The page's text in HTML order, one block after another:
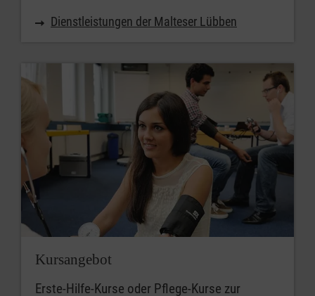
Dienstleistungen der Malteser Lübben
Kursangebot
Erste-Hilfe-Kurse oder Pflege-Kurse zur